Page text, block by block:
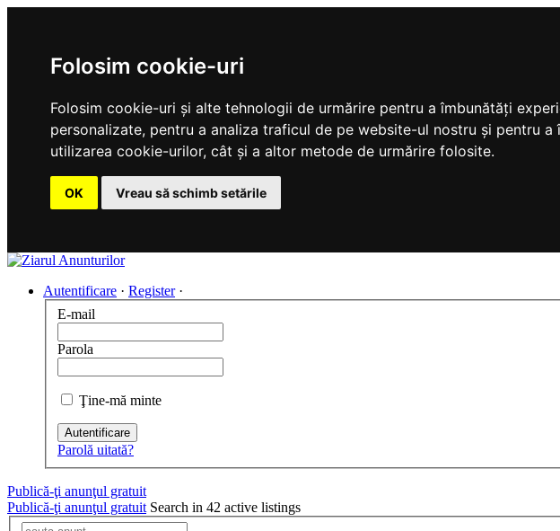
Folosim cookie-uri
Folosim cookie-uri și alte tehnologii de urmărire pentru a îmbunătăți
personalizate, pentru a analiza traficul de pe website-ul nostru și pentru
utilizarea cookie-urilor, cât și a altor metode de urmărire folosite.
OK Vreau să schimb setările
Autentificare · Register ·
E-mail
Parola
Ţine-mă minte
Autentificare
Parolă uitată?
Publică-ţi anunţul gratuit
Publică-ţi anunţul gratuit Search in 42 active listings